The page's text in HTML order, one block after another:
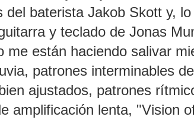
baterista Jakob Skott y,
y teclado de Jonas
están haciendo salivar
patrones interminables
ajustados, patrones
amplificación lenta, "Vision